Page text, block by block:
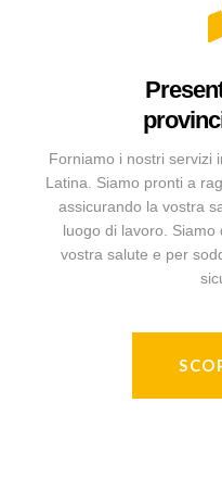
Forniamo i nostri servizi
Latina. Siamo pronti a
assicurando la vostra
luogo di lavoro.
vostra salute e per